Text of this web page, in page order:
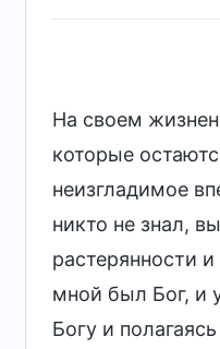
На своем
которые
неизгладимое
никто не знал,
растерянности
мной был Бог, и
Богу и